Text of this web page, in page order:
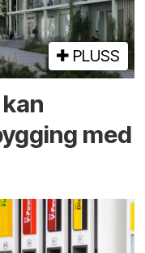
PLUSS
med